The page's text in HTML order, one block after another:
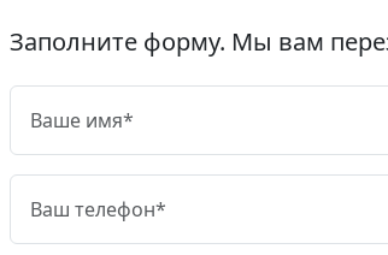
Заполните форму. Мы вам